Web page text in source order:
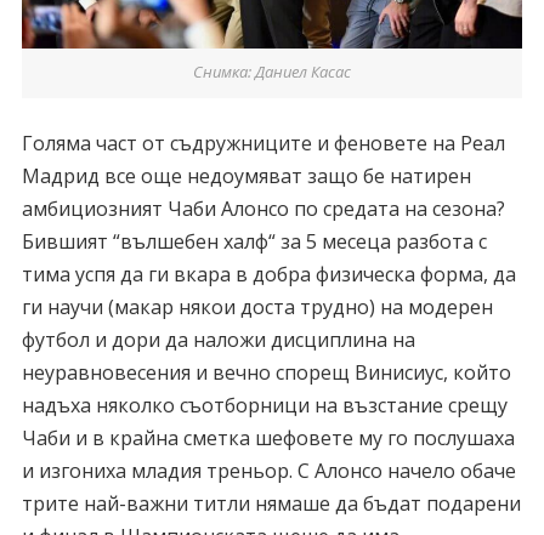
Снимка: Даниел Касас
Голяма част от съдружниците и феновете на Реал
Мадрид все още недоумяват защо бе натирен
амбициозният Чаби Алонсо по средата на сезона?
Бившият “вълшебен халф“ за 5 месеца разбота с
тима успя да ги вкара в добра физическа форма, да
ги научи (макар някои доста трудно) на модерен
футбол и дори да наложи дисциплина на
неуравновесения и вечно спорещ Винисиус, който
надъха няколко съотборници на възстание срещу
Чаби и в крайна сметка шефовете му го послушаха
и изгониха младия треньор. С Алонсо начело обаче
трите най-важни титли нямаше да бъдат подарени